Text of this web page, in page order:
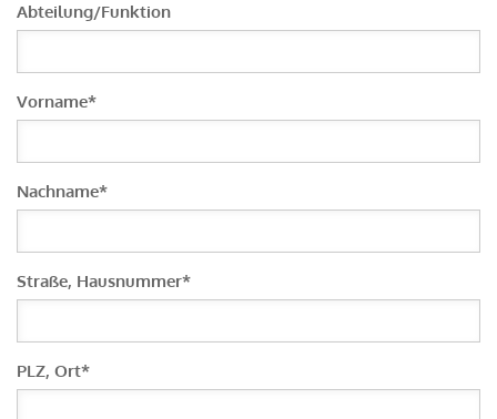
Abteilung/Funktion
Vorname*
Nachname*
Straße, Hausnummer*
PLZ, Ort*